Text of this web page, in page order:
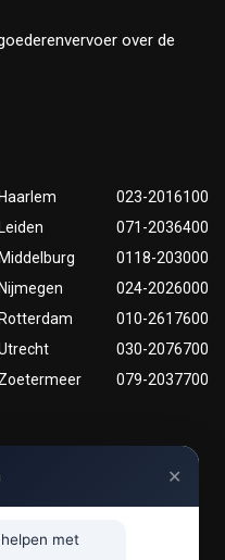
over de
Haarlem
023-2016100
Leiden
071-2036400
Middelburg
0118-203000
Nijmegen
024-2026000
Rotterdam
010-2617600
030-2076700
Zoetermeer
079-2037700
✕
met